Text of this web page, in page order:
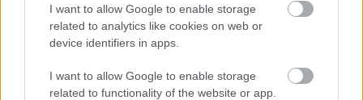
I want to allow Google to enable storage
related to analytics like cookies on web or
device identifiers in apps.
I want to allow Google to enable storage
related to functionality of the website or app.